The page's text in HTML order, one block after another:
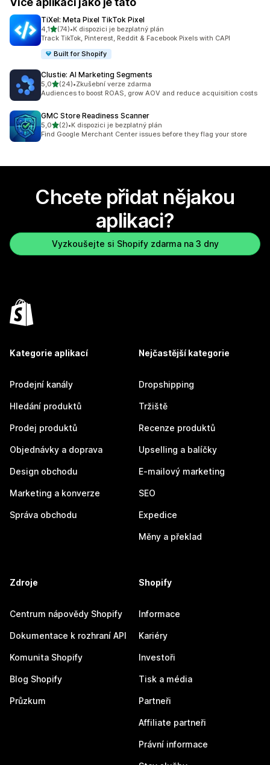
TiXel: Meta Pixel TikTok Pixel
4,1z 5 hvězd
(74)
Celkový počet recenzí: 74
•K dispozici je bezplatný plán
Track TikTok, Pinterest, Reddit & Facebook Pixels with CAPI
Built for Shopify
Clustie: AI Marketing Segments
5,0z 5 hvězd
(24)
Celkový počet recenzí: 24
•Zkušební verze zdarma
Audiences to boost ROAS, grow AOV and reduce acquisition costs
GMC Store Readiness Scanner
5,0z 5 hvězd
(2)
Celkový počet recenzí: 2
•K dispozici je bezplatný plán
Find Google Merchant Center issues before they flag your store
Chcete přidat nějakou
aplikaci?
Vyzkoušejte si Shopify zdarma na 3 dny
Kategorie aplikací
Prodejní kanály
Hledání produktů
Prodej produktů
Objednávky a doprava
Design obchodu
Marketing a konverze
Správa obchodu
Nejčastější kategorie
Dropshipping
Tržiště
Recenze produktů
Upselling a balíčky
E-mailový marketing
SEO
Expedice
Měny a překlad
Zdroje
Centrum nápovědy Shopify
Dokumentace k rozhraní API
Komunita Shopify
Blog Shopify
Průzkum
Shopify
Informace
Kariéry
Investoři
Tisk a média
Partneři
Affiliate partneři
Právní informace